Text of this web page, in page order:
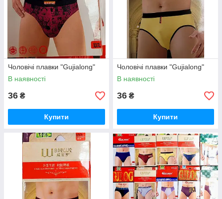
Чоловічі плавки "Gujialong"
В наявності
36 ₴
Купити
Чоловічі плавки "Gujialong"
В наявності
36 ₴
Купити